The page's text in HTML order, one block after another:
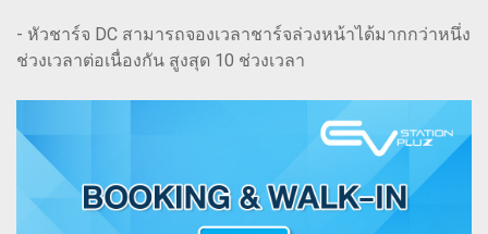
- หัวชาร์จ DC สามารถจองเวลาชาร์จล่วงหน้าได้มากกว่าหนึ่ง
ช่วงเวลาต่อเนื่องกัน สูงสุด 10 ช่วงเวลา